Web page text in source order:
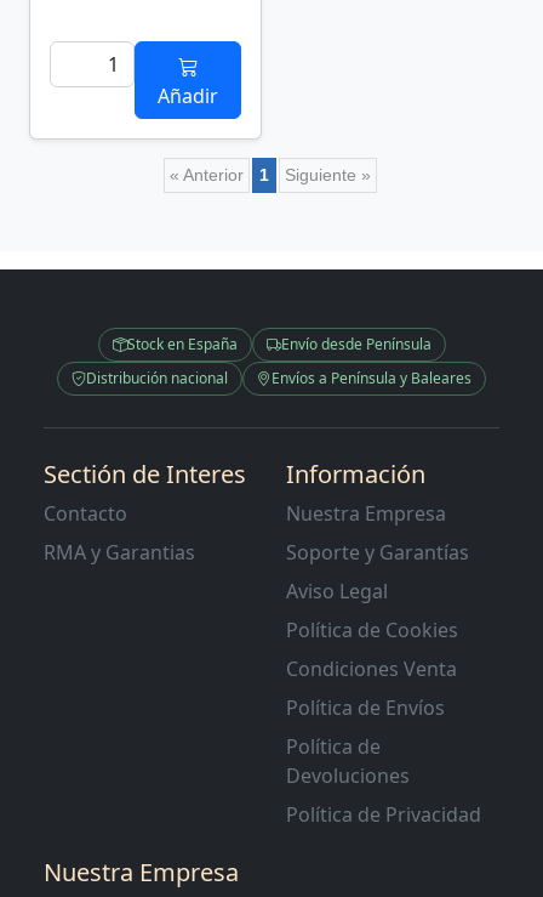
Añadir
« Anterior 1 Siguiente »
Stock en España
Envío desde Península
Distribución nacional
Envíos a Península y Baleares
Sectión de Interes
Contacto
RMA y Garantias
Información
Nuestra Empresa
Soporte y Garantías
Aviso Legal
Política de Cookies
Condiciones Venta
Política de Envíos
Política de
Devoluciones
Política de Privacidad
Nuestra Empresa